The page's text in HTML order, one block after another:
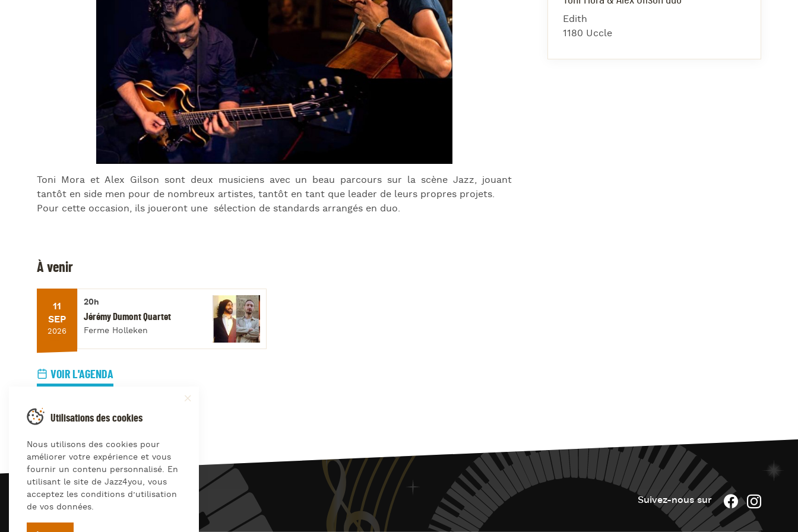
Jazz Nights
Les Midis-Jazz
Toni Mora et Alex Gilson sont deux musiciens avec un beau parcours sur la scène Jazz, jouant
tantôt en side men pour de nombreux artistes, tantôt en tant que leader de leurs propres projets.
Pour cette occasion, ils joueront une sélection de standards arrangés en duo.
Edith
1180 Uccle
À venir
11
SEP
2026
20h
Jérémy Dumont Quartet
Ferme Holleken
VOIR L'AGENDA
JAZZ4YOU Suivez-nous sur
Utilisations des cookies
Nous utilisons des cookies pour
améliorer votre expérience et vous
fournir un contenu personnalisé. En
utilisant le site de Jazz4you, vous
acceptez les conditions d’utilisation
de vos données.